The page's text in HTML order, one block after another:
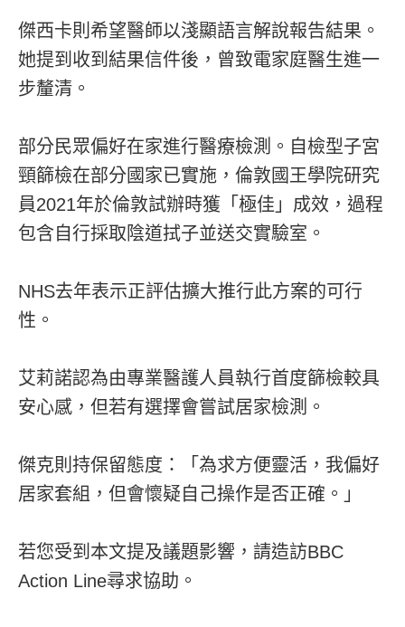
傑西卡則希望醫師以淺顯語言解說報告結果。
她提到收到結果信件後，曾致電家庭醫生進一
步釐清。
部分民眾偏好在家進行醫療檢測。自檢型子宮
頸篩檢在部分國家已實施，倫敦國王學院研究
員2021年於倫敦試辦時獲「極佳」成效，過程
包含自行採取陰道拭子並送交實驗室。
NHS去年表示正評估擴大推行此方案的可行
性。
艾莉諾認為由專業醫護人員執行首度篩檢較具
安心感，但若有選擇會嘗試居家檢測。
傑克則持保留態度：「為求方便靈活，我偏好
居家套組，但會懷疑自己操作是否正確。」
若您受到本文提及議題影響，請造訪BBC
Action Line尋求協助。